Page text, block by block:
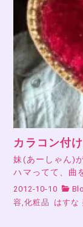
カラコン付
妹(あーしゃん)
ハマってて、曲
2012-10-10
容,化粧品
はすな